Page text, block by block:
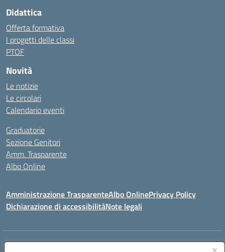
Didattica
Offerta formativa
I progetti delle classi
PTOF
Novità
Le notizie
Le circolari
Calendario eventi
Graduatorie
Sezione Genitori
Amm. Trasparente
Albo Online
Amministrazione TrasparenteAlbo OnlinePrivacy Policy
Dichiarazione di accessibilitàNote legali
Indirizzo: